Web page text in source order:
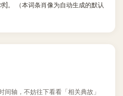
]。 （本词条肖像为自动生成的默认
间轴，不妨往下看看「相关典故」